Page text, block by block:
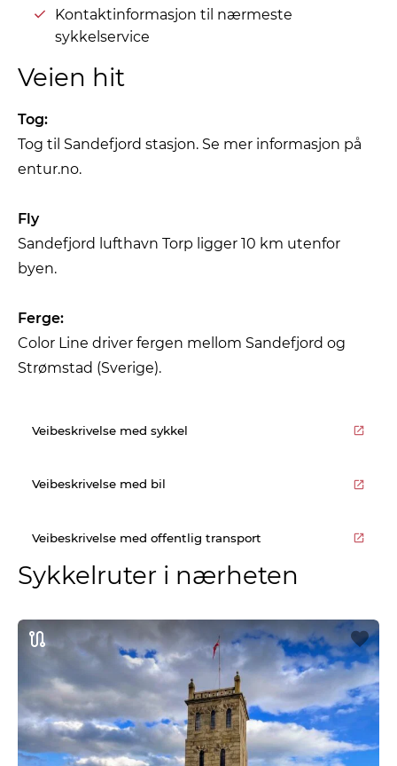
Kontaktinformasjon til nærmeste
sykkelservice
Veien hit
Tog:
Tog til Sandefjord stasjon. Se mer informasjon på
entur.no.
Fly
Sandefjord lufthavn Torp ligger 10 km utenfor
byen.
Ferge:
Color Line driver fergen mellom Sandefjord og
Strømstad (Sverige).
Veibeskrivelse med sykkel
Veibeskrivelse med bil
Veibeskrivelse med offentlig transport
Sykkelruter i nærheten